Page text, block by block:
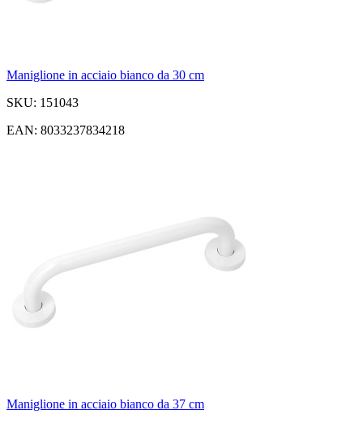
Maniglione in acciaio bianco da 30 cm
SKU: 151043
EAN: 8033237834218
Maniglione in acciaio bianco da 37 cm